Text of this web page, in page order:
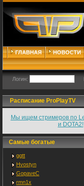
ГЛАВНАЯ НОВОСТИ
Логин:
Расписание ProPlayTV
Мы ищем стримеров по
и DOTA2!
Самые богатые
ggtt
Hvostyn
GopaveC
rmn1x